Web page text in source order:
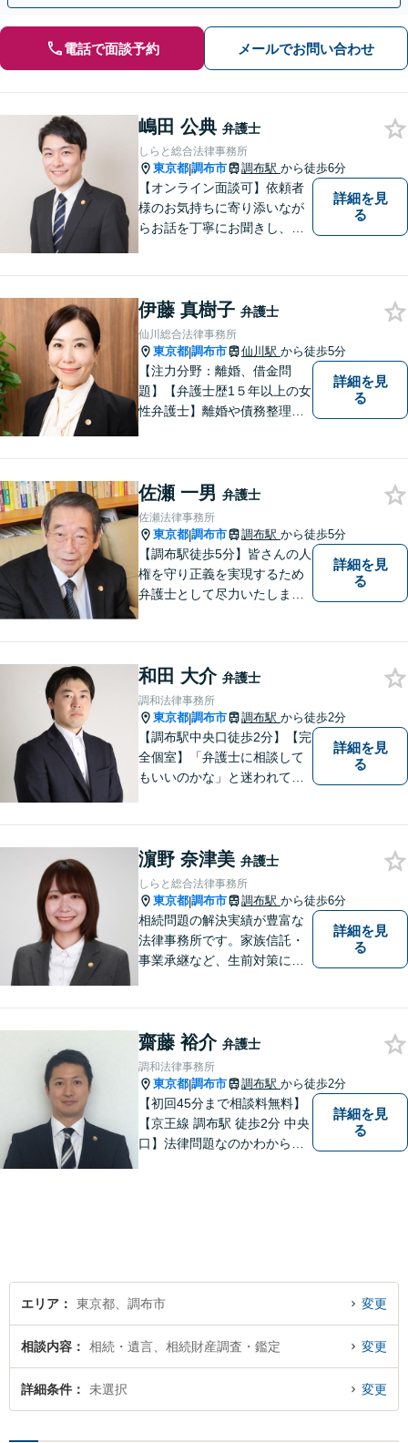
電話で面談予約 メールでお問い合わせ
嶋田 公典 弁護士
しらと総合法律事務所
東京都|調布市 調布駅 から徒歩6分
【オンライン面談可】依頼者
様のお気持ちに寄り添いなが
らお話を丁寧にお聞きし、分
詳細を見
る
伊藤 真樹子 弁護士
仙川総合法律事務所
東京都|調布市 仙川駅 から徒歩5分
【注力分野：離婚、借金問
題】【弁護士歴1５年以上の女
性弁護士】離婚や債務整理
す。【仙川駅５分】
詳細を見
る
佐瀬 一男 弁護士
佐瀬法律事務所
東京都|調布市 調布駅 から徒歩5分
【調布駅徒歩5分】皆さんの人
権を守り正義を実現するため
弁護士として尽力いたしま
詳細を見
る
和田 大介 弁護士
調和法律事務所
東京都|調布市 調布駅 から徒歩2分
【調布駅中央口徒歩2分】【完
全個室】「弁護士に相談して
もいいのかな」と迷われてい
安」を「安心」に変えられる
よう尽力いたします。
詳細を見
る
濵野 奈津美 弁護士
しらと総合法律事務所
東京都|調布市 調布駅 から徒歩6分
相続問題の解決実績が豊富な
法律事務所です。家族信託・
事業承継など、生前対策にも
詳細を見
る
齋藤 裕介 弁護士
調和法律事務所
東京都|調布市 調布駅 から徒歩2分
【初回45分まで相談料無料】
【京王線 調布駅 徒歩2分 中央
口】法律問題なのかわからな
詳細を見
る
エリア 東京都、調布市 変更
相談内容 相続・遺言、相続財産調査・鑑定 変更
詳細条件 未選択 変更